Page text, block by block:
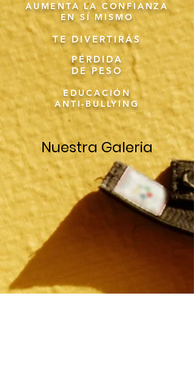
AUMENTA LA CONFIANZA
EN SÍ MISMO
TE DIVERTIRÁS
PÉRDIDA
DE PESO
EDUCACIÓN
ANTI-BULLYING
Nuestra Galeria